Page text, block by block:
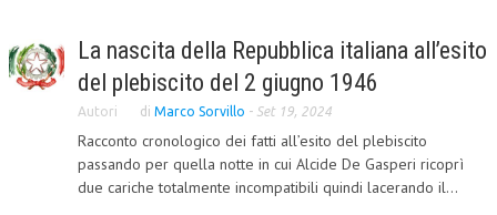
BOLLETTINO FINANZIAMENTI
TELEGRAM
DOCUMENTI
La nascita della Repubblica italiana all’esito
del plebiscito del 2 giugno 1946
Autori di Marco Sorvillo - Set 19, 2024
Racconto cronologico dei fatti all’esito del plebiscito
passando per quella notte in cui Alcide De Gasperi ricoprì
due cariche totalmente incompatibili quindi lacerando il...